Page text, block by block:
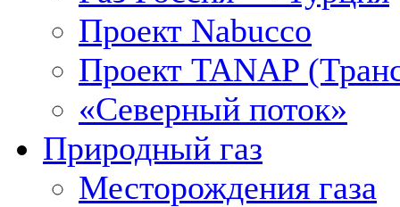
Проект Nabucco
Проект TANAP
«Северный поток»
Природный газ
Месторождения газа